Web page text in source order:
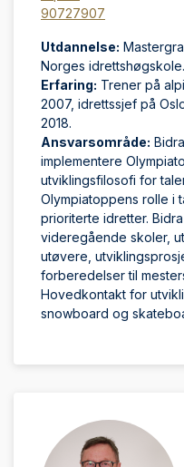
90727907
Utdannelse:
Norges idrettshøgskole.
Erfaring: Trener på
2007, idrettssjef på
2018.
Ansvarsområde:
implementere
utviklingsfilosofi for
Olympiatoppens rolle i
prioriterte idretter.
videregående skoler,
utøvere,
forberedelser til
Hovedkontakt for
snowboard og